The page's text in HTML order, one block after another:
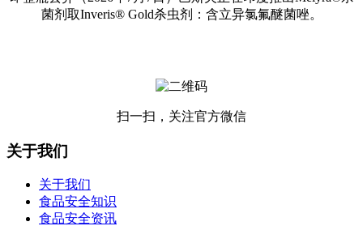
菌剂取Inveris® Gold杀虫剂：含立异氯氟醚菌唑。
扫一扫，关注官方微信
关于我们
关于我们
食品安全知识
食品安全资讯